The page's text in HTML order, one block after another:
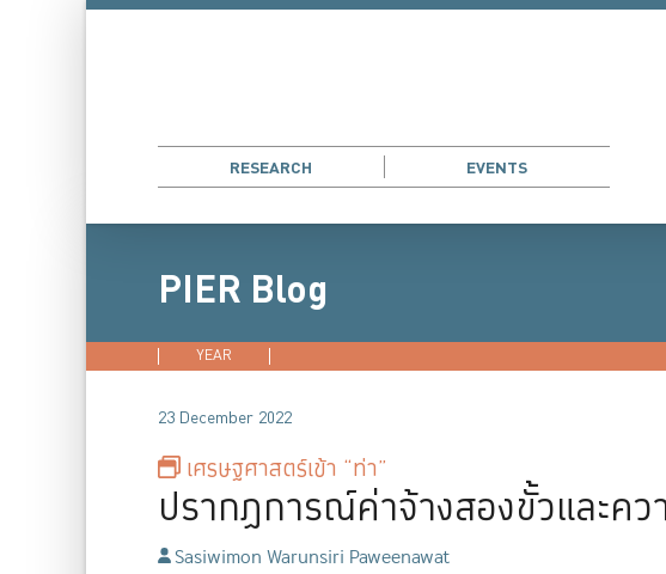
RESEARCH EVENTS
PIER Blog
YEAR
23 December 2022
เศรษฐศาสตร์เข้า “ท่า”
ปรากฏการณ์ค่าจ้างสองขั้วและคว
Sasiwimon Warunsiri Paweenawat